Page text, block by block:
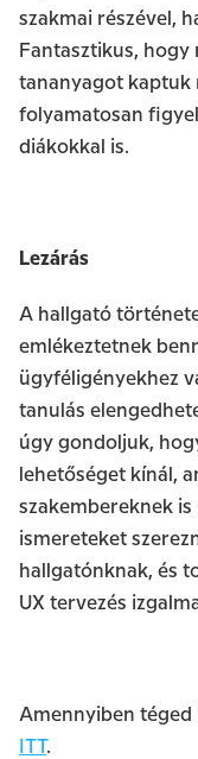
szakmai részével,
Fantasztikus, hogy
tananyagot kaptuk
folyamatosan
diákokkal is.
Lezárás
A hallgató
emlékeztetnek
ügyféligényekhez
tanulás
úgy gondoljuk,
lehetőséget kínál,
szakembereknek is
ismereteket
hallgatónknak, és
UX tervezés
Amennyiben téged
.